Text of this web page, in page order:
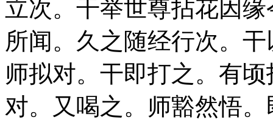
立次。干举世尊拈花因
所闻。久之随经行次。
师拟对。干即打之。有
对。又喝之。师豁然悟